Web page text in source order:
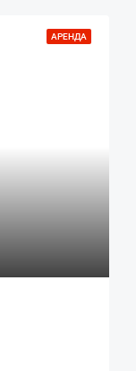
АРЕНДА